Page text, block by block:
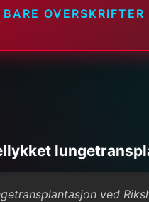
BARE OVERSKRIFTER
ved